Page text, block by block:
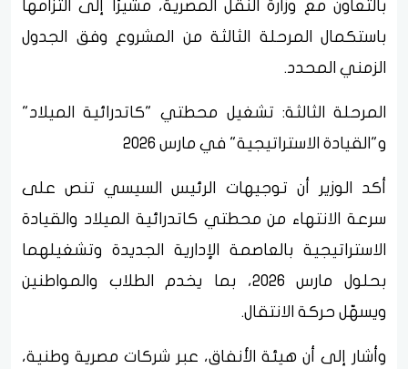
بالتعاون مع وزارة النقل المصرية، مشيرًا إلى التزامها
باستكمال المرحلة الثالثة من المشروع وفق الجدول
الزمني المحدد.
المرحلة الثالثة: تشغيل محطتي "كاتدرائية الميلاد"
و"القيادة الاستراتيجية" في مارس 2026
أكد الوزير أن توجيهات الرئيس السيسي تنص على
سرعة الانتهاء من محطتي كاتدرائية الميلاد والقيادة
الاستراتيجية بالعاصمة الإدارية الجديدة وتشغيلهما
بحلول مارس 2026، بما يخدم الطلاب والمواطنين
ويسهّل حركة الانتقال.
وأشار إلى أن هيئة الأنفاق، عبر شركات مصرية وطنية،